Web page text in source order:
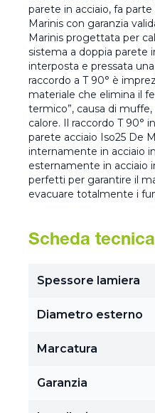
parete in acciaio, fa
Marinis con garanzia
Marinis progettata per
sistema a doppia parete
interposta e pressata
raccordo a T 90° è
materiale che elimina il
termico”, causa di
calore. Il raccordo T 90°
parete acciaio Iso25 De
internamente in acciaio
esternamente in acciaio
perfetti per garantire il
evacuare totalmente i
Scheda tecnica
Spessore lamiera
Diametro esterno
Marcatura
Garanzia